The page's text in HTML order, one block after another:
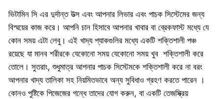
ভিটামিন সি এর দুর্দান্ত উত্স এবং আপনার লিভার এবং পাচক সিস্টেমের জন্য
বিস্ময়ের কাজ করে। আপনি চান হিসাবে আপনার খাবার বা ব্রেকফাস্ট মধ্যে যে
কোন সময় এটা লেবু। এই খাদ্য প্যাকগুলির মধ্যে একটি শক্তিশালী পঞ্চ
রয়েছে যা মানব শরীরকে যেকোনো সময় যেকোনো সময় খুব শক্তিশালী করে
তোলে। সুতরাং, শুধুমাত্র আপনার পাচক সিস্টেমকে শক্তিশালী করে না বরং
আপনার খাদ্য তালিকা সহ নিয়মিতভাবে অন্য সুবিধাও গ্রহণ করতে পারেন ।
কোনও পুষ্টিকে পিজেজের গন্ধে তাদের যোগ করুন, বা একটি তেজস্ক্রিয়